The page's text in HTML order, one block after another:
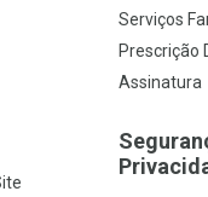
Serviços
Prescrição
Assinatura